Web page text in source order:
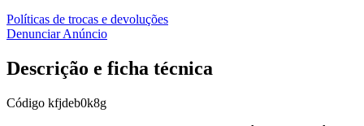
Políticas de trocas e devoluções
Denunciar Anúncio
Descrição e ficha técnica
Código kfjdeb0k8g